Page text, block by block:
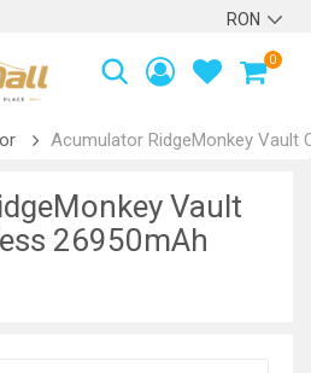
0
Acumulator RidgeMonkey Vault
Vault
26950mAh